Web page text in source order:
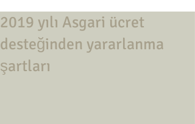
2019 yılı Asgari ücret
desteğinden yararlanma
şartları